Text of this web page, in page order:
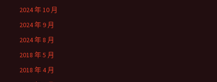
2024 年 10 月
2024 年 9 月
2024 年 8 月
2018 年 5 月
2018 年 4 月